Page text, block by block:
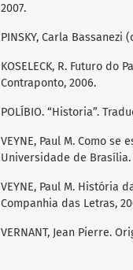
2007.
PINSKY, Carla Bassanezi
KOSELECK, R. Futuro
Contraponto, 2006.
POLÍBIO. “Historia”.
VEYNE, Paul M. Como
Universidade de Brasília.
VEYNE, Paul M. História
Companhia das Letras,
VERNANT, Jean Pierre.